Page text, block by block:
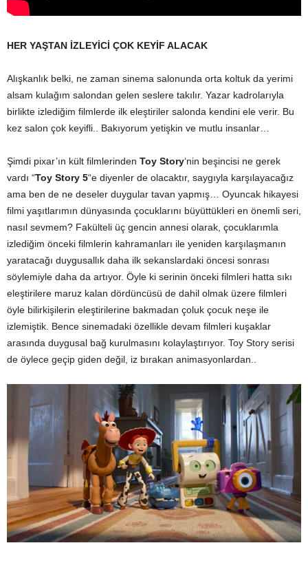
HER YAŞTAN İZLEYİCİ ÇOK KEYİF ALACAK
Alışkanlık belki, ne zaman sinema salonunda orta koltuk da yerimi
alsam kulağım salondan gelen seslere takılır. Yazar kadrolarıyla
birlikte izlediğim filmlerde ilk eleştiriler salonda kendini ele verir. Bu
kez salon çok keyifli.. Bakıyorum yetişkin ve mutlu insanlar…
Şimdi pixar’ın kült filmlerinden Toy Story‘nin beşincisi ne gerek
vardı “Toy Story 5“e diyenler de olacaktır, saygıyla karşılayacağız
ama ben de ne deseler duygular tavan yapmış… Oyuncak hikayesi
filmi yaşıtlarımın dünyasında çocuklarını büyüttükleri en önemli seri,
nasıl sevmem? Fakülteli üç gencin annesi olarak, çocuklarımla
izlediğim önceki filmlerin kahramanları ile yeniden karşılaşmanın
yaratacağı duygusallık daha ilk sekanslardaki öncesi sonrası
söylemiyle daha da artıyor. Öyle ki serinin önceki filmleri hatta sıkı
eleştirilere maruz kalan dördüncüsü de dahil olmak üzere filmleri
öyle bilirkişilerin eleştirilerine bakmadan çoluk çocuk neşe ile
izlemiştik. Bence sinemadaki özellikle devam filmleri kuşaklar
arasında duygusal bağ kurulmasını kolaylaştırıyor. Toy Story serisi
de öylece geçip giden değil, iz bırakan animasyonlardan..